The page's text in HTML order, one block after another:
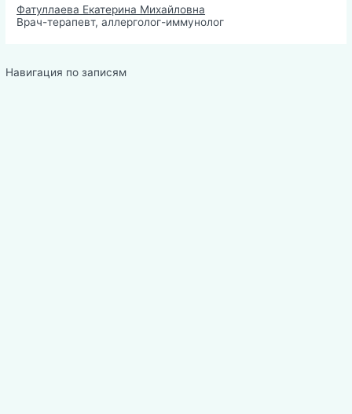
Фатуллаева Екатерина Михайловна
Врач-терапевт, аллерголог-иммунолог
Навигация по записям